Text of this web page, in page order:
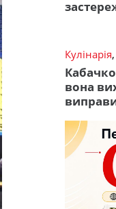
Кулінарія,
вона